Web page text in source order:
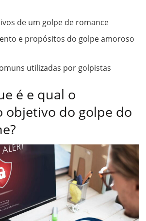
de um golpe de romance
e propósitos do golpe amoroso
utilizadas por golpistas
é e qual o
objetivo do golpe do